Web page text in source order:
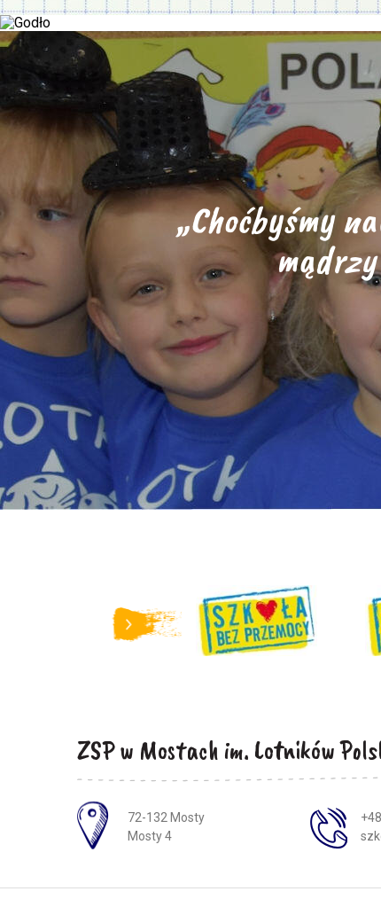
„Choćbyśmy
ZSP w Mostach im. Lotników
Adres pocztowy:
72-132 Mosty
Mosty 4